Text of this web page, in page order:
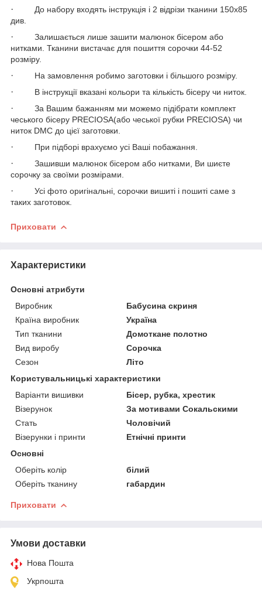
·
До набору входять інструкція і 2 відрізи тканини 150х85
див.
·
Залишається лише зашити малюнок бісером або
нитками. Тканини вистачає для пошиття сорочки 44-52
розміру.
· На замовлення робимо заготовки і більшого розміру.
· В інструкції вказані кольори та кількість бісеру чи ниток.
·
За Вашим бажанням ми можемо підібрати комплект
чеського бісеру PRECIOSA(або чеської рубки PRECIOSA) чи
ниток DMC до цієї заготовки.
· При підборі врахуємо усі Ваші побажання.
·
Зашивши малюнок бісером або нитками, Ви шиєте
сорочку за своїми розмірами.
·
Усі фото оригінальні, сорочки вишиті і пошиті саме з
таких заготовок.
Приховати
Характеристики
Основні атрибути
Виробник
Бабусина скриня
Країна виробник
Україна
Тип тканини
Домоткане полотно
Вид виробу
Сорочка
Сезон
Літо
Користувальницькі характеристики
Варіанти вишивки
Бісер, рубка, хрестик
Візерунок
За мотивами Сокальскими
Стать
Чоловічий
Візерунки і принти
Етнічні принти
Основні
Оберіть колір
білий
Оберіть тканину
габардин
Приховати
Умови доставки
Нова Пошта
Укрпошта